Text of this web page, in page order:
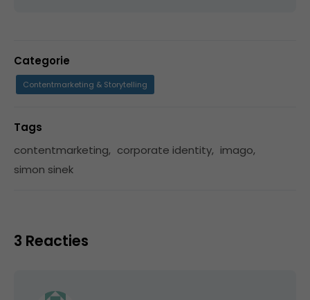
Categorie
Contentmarketing & Storytelling
Tags
contentmarketing, corporate identity, imago,
simon sinek
3 Reacties